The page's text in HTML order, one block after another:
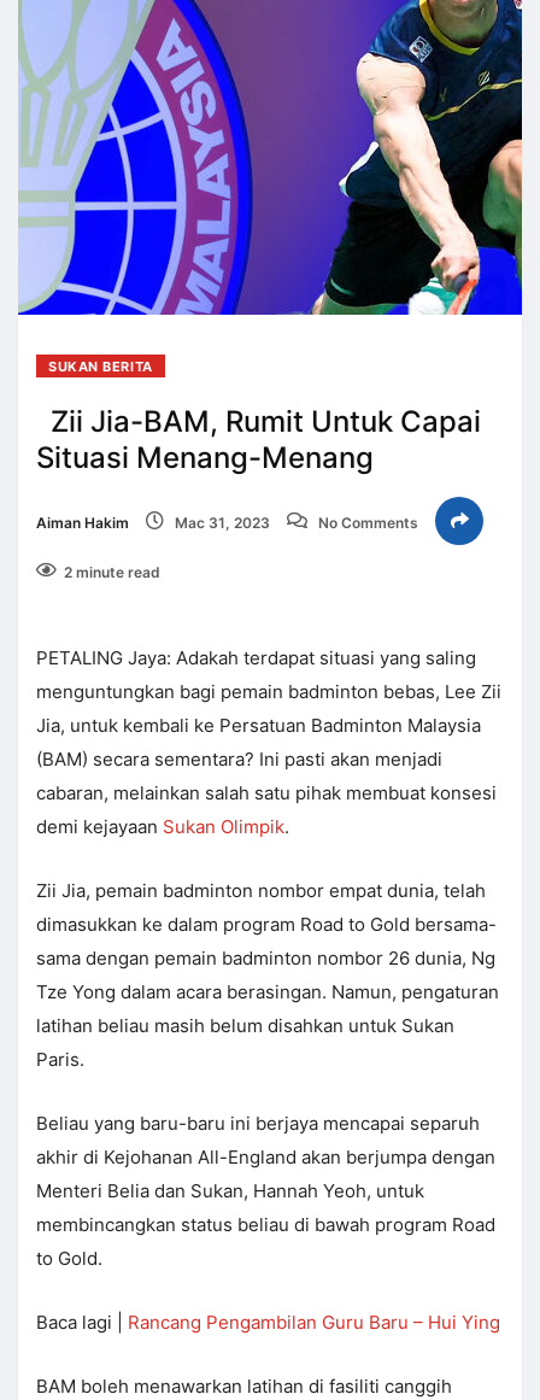
SUKAN BERITA
Zii Jia-BAM, Rumit Untuk Capai
Situasi Menang-Menang
Aiman Hakim Mac 31, 2023 No Comments
2 minute read
PETALING Jaya: Adakah terdapat situasi yang saling
menguntungkan bagi pemain badminton bebas, Lee Zii
Jia, untuk kembali ke Persatuan Badminton Malaysia
(BAM) secara sementara? Ini pasti akan menjadi
cabaran, melainkan salah satu pihak membuat konsesi
demi kejayaan Sukan Olimpik.
Zii Jia, pemain badminton nombor empat dunia, telah
dimasukkan ke dalam program Road to Gold bersama-
sama dengan pemain badminton nombor 26 dunia, Ng
Tze Yong dalam acara berasingan. Namun, pengaturan
latihan beliau masih belum disahkan untuk Sukan
Paris.
Beliau yang baru-baru ini berjaya mencapai separuh
akhir di Kejohanan All-England akan berjumpa dengan
Menteri Belia dan Sukan, Hannah Yeoh, untuk
membincangkan status beliau di bawah program Road
to Gold.
Baca lagi | Rancang Pengambilan Guru Baru – Hui Ying
BAM boleh menawarkan latihan di fasiliti canggih